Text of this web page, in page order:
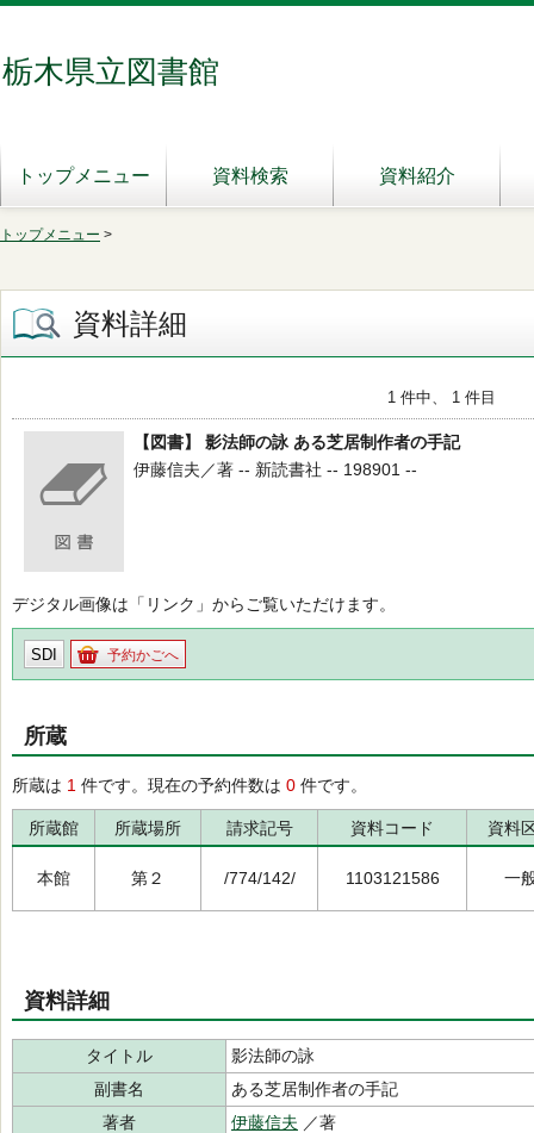
栃木県立図書館
トップメニュー 資料検索 資料紹介
トップメニュー >
資料詳細
1 件中、 1 件目
【図書】 影法師の詠 ある芝居制作者の手記
伊藤信夫／著 -- 新読書社 -- 198901 --
デジタル画像は「リンク」からご覧いただけます。
SDI 予約かごへ
所蔵
所蔵は 1 件です。現在の予約件数は 0 件です。
所蔵館 所蔵場所 請求記号 資料コード 資料
本館 第２ /774/142/ 1103121586 一
資料詳細
タイトル
影法師の詠
副書名
ある芝居制作者の手記
著者
伊藤信夫 ／著